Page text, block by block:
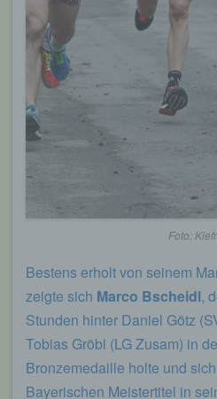
Foto:
Bestens erholt von seinem
zeigte sich Marco Bscheidl,
Stunden hinter Daniel Götz
Tobias Gröbl (LG Zusam) in
Bronzemedaille holte und
Bayerischen Meistertitel in